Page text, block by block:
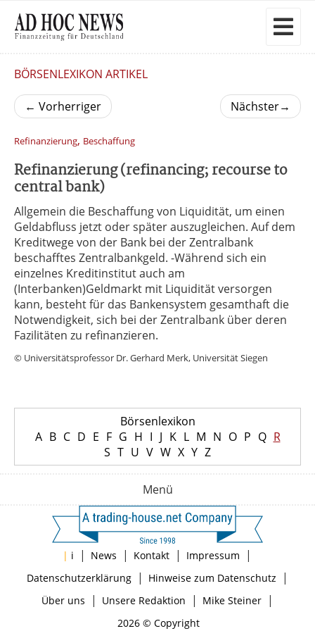
BÖRSENLEXIKON ARTIKEL
← Vorherriger Nächster→
Refinanzierung, Beschaffung
Refinanzierung (refinancing; recourse to
central bank)
Allgemein die Beschaffung von Liquidität, um einen
Geldabfluss jetzt oder später auszugleichen. Auf dem
Kreditwege von der Bank bei der Zentralbank
beschafftes Zentralbankgeld. -Während sich ein
einzelnes Kreditinstitut auch am
(Interbanken)Geldmarkt mit Liquidität versorgen
kann, besteht für das Bankensystem gesamthaft die
Notwendigkeit, sich bei der Zentralbank über deren
Fazilitäten zu refinanzieren.
© Universitätsprofessor Dr. Gerhard Merk, Universität Siegen
Börsenlexikon
A B C D E F G H I J K L M N O P Q R
S T U V W X Y Z
Menü
| i | News | Kontakt | Impressum |
Datenschutzerklärung| Hinweise zum Datenschutz |
Über uns | Unsere Redaktion | Mike Steiner|
2026 © Copyright